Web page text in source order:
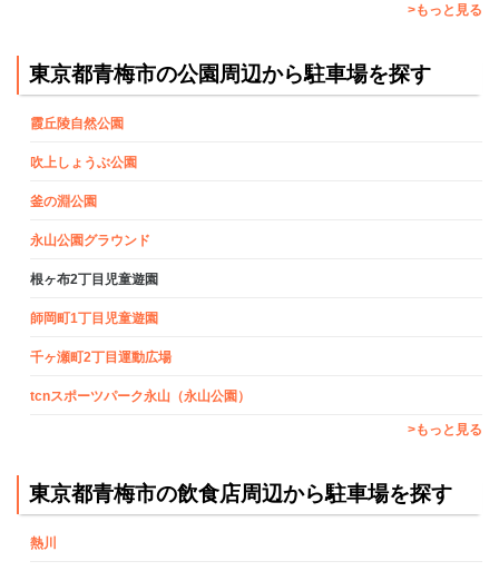
>もっと見る
東京都青梅市の公園周辺から駐車場を探す
霞丘陵自然公園
吹上しょうぶ公園
釜の淵公園
永山公園グラウンド
根ヶ布2丁目児童遊園
師岡町1丁目児童遊園
千ヶ瀬町2丁目運動広場
tcnスポーツパーク永山（永山公園）
>もっと見る
東京都青梅市の飲食店周辺から駐車場を探す
熱川